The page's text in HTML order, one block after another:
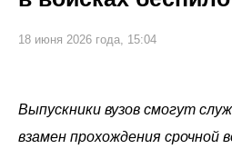
18 июня 2026 года, 15:04
Выпускники вузов смогут
взамен прохождения срочной